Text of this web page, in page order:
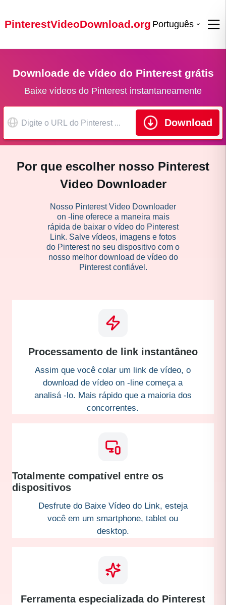
PinterestVideoDownload.org Português
Downloade de vídeo do Pinterest grátis
Baixe vídeos do Pinterest instantaneamente
Download
Por que escolher nosso Pinterest
Video Downloader
Nosso Pinterest Video Downloader
on -line oferece a maneira mais
rápida de baixar o vídeo do Pinterest
Link. Salve vídeos, imagens e fotos
do Pinterest no seu dispositivo com o
nosso melhor download de vídeo do
Pinterest confiável.
Processamento de link instantâneo
Assim que você colar um link de vídeo, o
download de vídeo on -line começa a
analisá -lo. Mais rápido que a maioria dos
concorrentes.
Totalmente compatível entre os
dispositivos
Desfrute do Baixe Vídeo do Link, esteja
você em um smartphone, tablet ou
desktop.
Ferramenta especializada do Pinterest